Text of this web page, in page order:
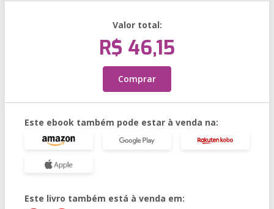
Valor total:
R$ 46,15
Comprar
Este ebook também pode estar à venda na:
Este livro também está à venda em: